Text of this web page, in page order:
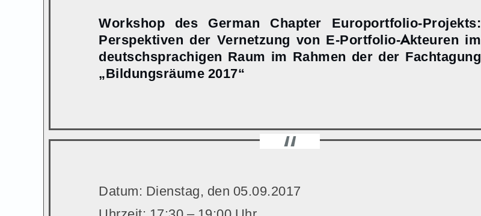
Workshop des German Chapter Europortfolio-Projekts:
Perspektiven der Vernetzung von E-Portfolio-Akteuren im
deutschsprachigen Raum im Rahmen der der Fachtagung
„Bildungsräume 2017“
Datum: Dienstag, den 05.09.2017